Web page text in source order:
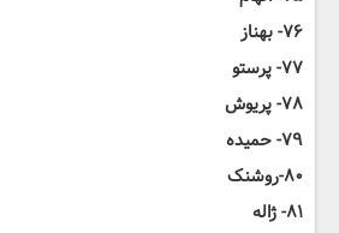
۷۶- بهناز
۷۷- پرستو
۷۸- پریوش
۷۹- حمیده
۸۰-روشنک
۸۱- ژاله